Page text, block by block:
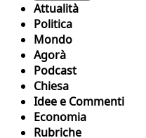
Attualità
Politica
Mondo
Agorà
Podcast
Chiesa
Idee e Commenti
Economia
Rubriche